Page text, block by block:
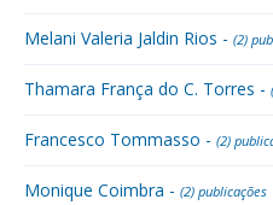
Melani Valeria Jaldin Rios - (2)
Thamara França do C. Torres -
Francesco Tommasso - (2)
Monique Coimbra - (2) publicações